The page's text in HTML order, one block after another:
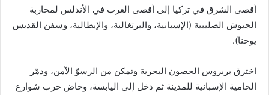
أقصى الشرق في تركيا إلى أقصى الغرب في الأندلس لمحاربة
الجيوش الصليبية (الإسبانية، والبرتغالية، والإيطالية، وسفن القديس
يوحنا).
اخترق بربروس الحصون البحرية وتمكن من الرسوّ الآمن، ودمّر
الحامية الإسبانية للمدينة ثم دخل إلى اليابسة، وخاض حرب شوارع